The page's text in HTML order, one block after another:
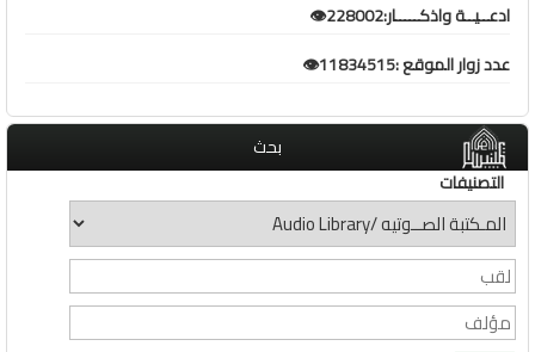
ادعــيــة واذكـــــار:228002👁️
عدد زوار الموقع :11834515👁️
بحث
التصنيفات